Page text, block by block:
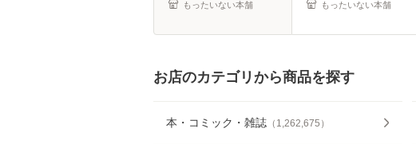
もったいない本舗 もったいない本舗
お店のカテゴリから商品を探す
本・コミック・雑誌 （ 1,262,675 ）